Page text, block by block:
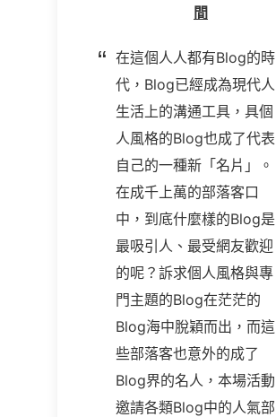
間
在這個人人都有Blog的時
代，Blog已經成為現代人
生活上的溝通工具，具個
人風格的Blog也成了代表
自己的一種新「名片」。
在成千上萬的部落客口
中，到底什麼樣的Blog是
最吸引人、最受網友歡迎
的呢？訴求個人風格與專
門主題的Blog在茫茫的
Blog海中脫穎而出，而這
些部落客也意外的成了
Blog界的名人，本場活動
邀請各類Blog中的人氣部